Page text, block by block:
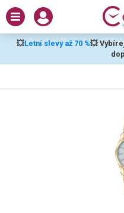
💥Letní slevy až 70 %💥